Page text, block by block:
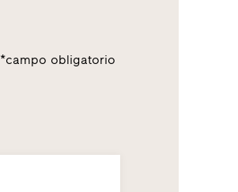
*campo obligatorio